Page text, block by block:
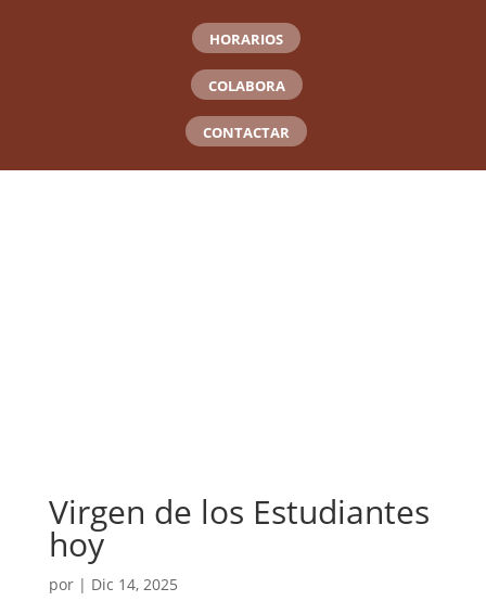
HORARIOS
COLABORA
CONTACTAR
Virgen de los Estudiantes
hoy
por | Dic 14, 2025